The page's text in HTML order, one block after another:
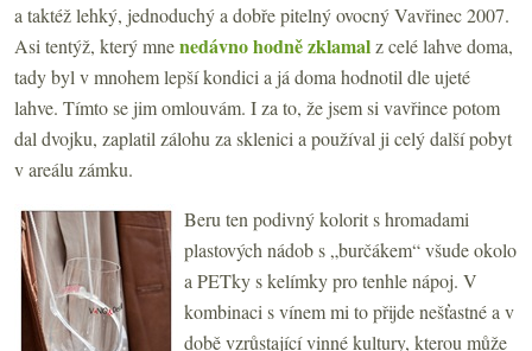
a taktéž lehký, jednoduchý a dobře pitelný ovocný Vavřinec 2007.
Asi tentýž, který mnenedávno hodně zklamalz celé lahve doma,
tady byl v mnohem lepší kondici a já doma hodnotil dle ujeté
lahve. Tímto se jim omlouvám. I za to, že jsem si vavřince potom
dal dvojku, zaplatil zálohu za sklenici a používal ji celý další pobyt
v areálu zámku.
Beru ten podivný kolorit s hromadami
plastových nádob s „burčákem“ všude okolo
a PETky s kelímky pro tenhle nápoj. V
kombinaci s vínem mi to přijde nešťastné a v
době vzrůstající vinné kultury, kterou může